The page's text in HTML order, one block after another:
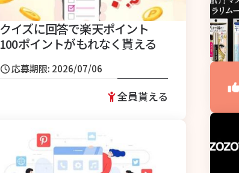
応募期限: 2026/07/06
クイズに回答で楽天ポイント
100ポイントがもれなく貰える
全員貰える